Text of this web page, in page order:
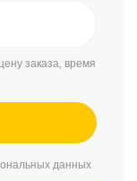
заказа, время
данных